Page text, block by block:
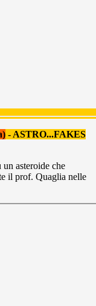
- ASTRO...FAKES
asteroide che
il prof. Quaglia nelle